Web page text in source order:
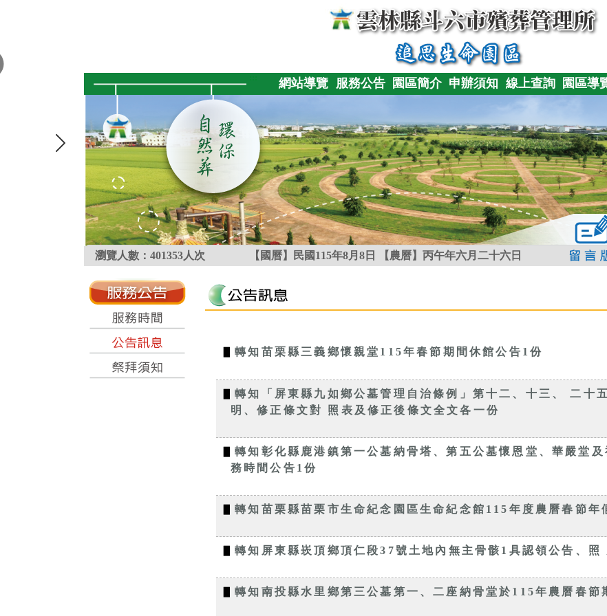
網站導覽 服務公告 園區簡介 申辦須知 線上查詢 園區導
瀏覽人數： 401353人次 【國曆】民國115年8月8日 【農曆】丙午年六月二十六日
▋轉知苗栗縣三義鄉懷親堂115年春節期間休館公告1份
▋轉知「屏東縣九如鄉公墓管理自治條例」第十二、十三、 二十
明、修正條文對 照表及修正後條文全文各一份
▋轉知彰化縣鹿港鎮第一公墓納骨塔、第五公墓懷恩堂、華嚴堂
務時間公告1份
▋轉知苗栗縣苗栗市生命紀念園區生命紀念館115年度農曆春節年
▋轉知屏東縣崁頂鄉頂仁段37號土地內無主骨骸1具認領公告、照
▋轉知南投縣水里鄉第三公墓第一、二座納骨堂於115年農曆春節